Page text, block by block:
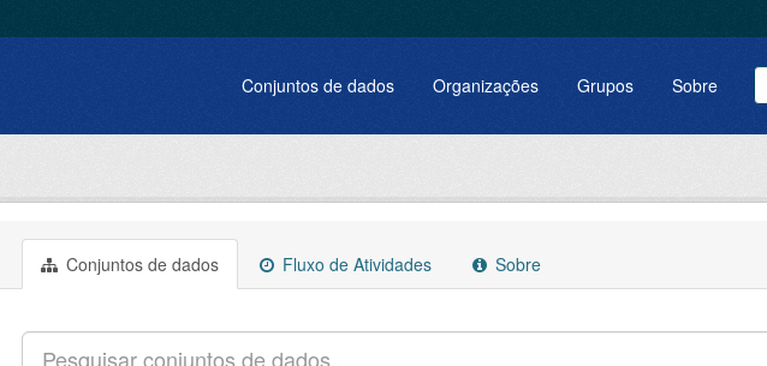
Conjuntos de dados Organizações Grupos Sobre
Conjuntos de dados Fluxo de Atividades Sobre